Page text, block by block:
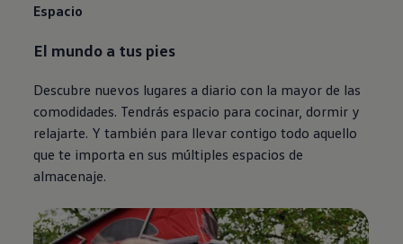
Espacio
El mundo a tus pies
Descubre nuevos lugares a diario con la mayor de las
comodidades. Tendrás espacio para cocinar, dormir y
relajarte. Y también para llevar contigo todo aquello
que te importa en sus múltiples espacios de
almacenaje.